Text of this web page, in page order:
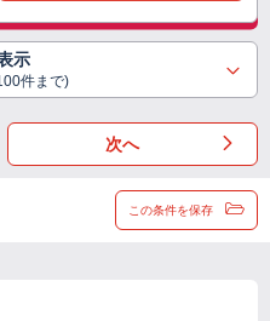
示
件まで)
次へ
この条件を保存